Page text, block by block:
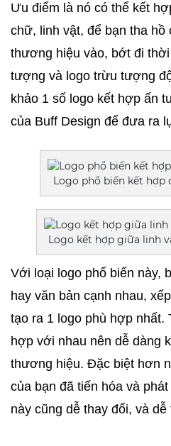
Ưu điểm là nó có thể kết
chữ, linh vật, để bạn tha hồ
thương hiệu vào, bớt đi
tượng và logo trừu tượng
khảo 1 số logo kết hợp ấn
của Buff Design để đưa ra
Logo phổ biến kết hợp
Logo kết hợp giữa linh
Với loại logo phổ biến này,
hay văn bản cạnh nhau,
tạo ra 1 logo phù hợp
hợp với nhau nên dễ dàng
thương hiệu. Đặc biệt hơn
của bạn đã tiến hóa và
này cũng dễ thay đổi, và